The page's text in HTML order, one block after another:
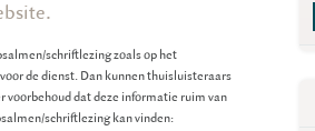
schriftlezing zoals op het
de dienst. Dan kunnen thuisluisteraars
dat deze informatie ruim van
schriftlezing kan vinden: